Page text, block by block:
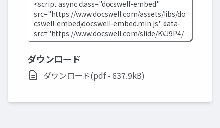
ダウンロード
ダウンロード(pdf - 637.9kB)